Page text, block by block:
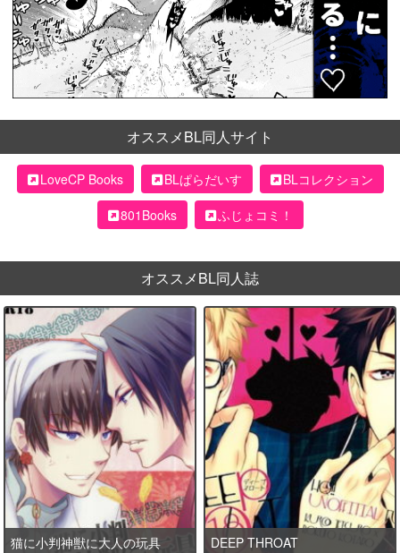
オススメBL同人サイト
LoveCP Books BLぱらだいす
BLコレクション
801Books
ふじょコミ！
オススメBL同人誌
猫に小判神獣に大人の玩具 DEEP THROAT